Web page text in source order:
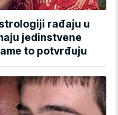
rađaju u
jedinstvene
to potvrđuju